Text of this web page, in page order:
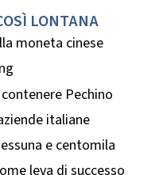
LONTANA
moneta cinese
Pechino
italiane
e centomila
leva di successo